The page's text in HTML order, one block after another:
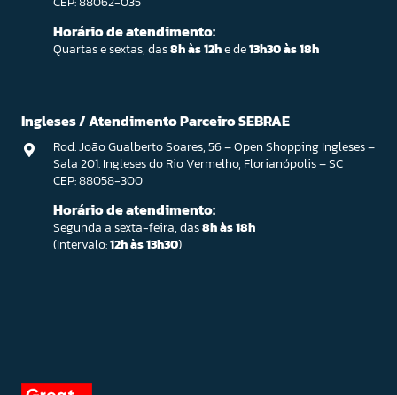
Horário de atendimento:
Quartas e sextas, das8h às 12he de13h30 às 18h
Ingleses / Atendimento Parceiro SEBRAE
Rod. João Gualberto Soares, 56 – Open Shopping Ingleses –
Sala 201. Ingleses do Rio Vermelho, Florianópolis – SC
CEP: 88058-300
Horário de atendimento:
Segunda a sexta-feira, das8h às 18h
(Intervalo:12h às 13h30)